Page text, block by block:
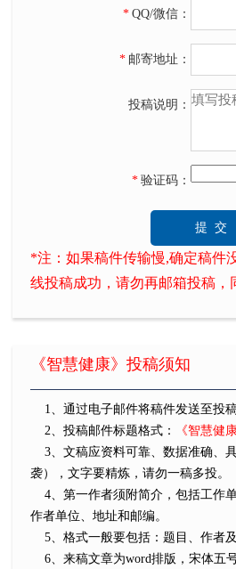
* QQ/微信：
* 邮寄地址：
投稿说明：
* 验证码：
*注：如果稿件传输慢,确定稿件
线投稿成功，请勿再邮箱投稿，
《智慧健康》投稿须知
1、通过电子邮件将稿件发送至投稿
2、投稿邮件标题格式：
《智慧健
3、文稿应资料可靠、数据准确、
袭），文字要精炼，请勿一稿多投。
4、第一作者须附简介，包括工作
作者单位、地址和邮编。
5、格式一般要包括：题目、作者
6、来稿文章为word排版，宋体五